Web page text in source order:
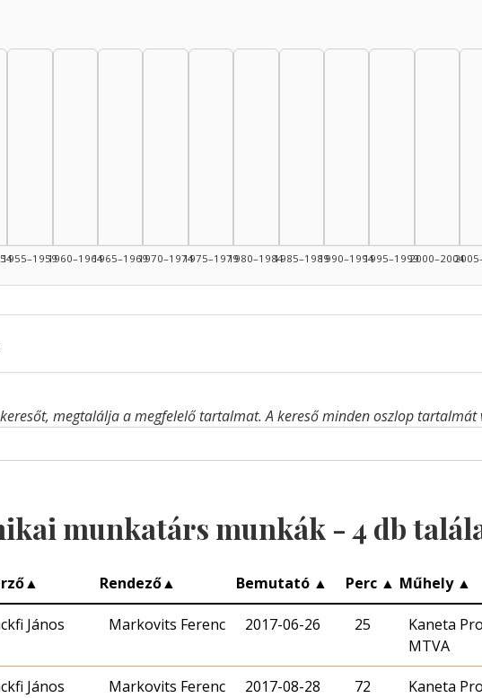
1955–19591960–19641965–19691970–19741975–19791980–19841985–19891990–19941995–19992000–2004
megtalálja a megfelelő tartalmat. A kereső minden oszlop tartalmát
munkatárs munkák - 4 db
▲ Rendező▲ Bemutató ▲ Perc ▲ Műhely ▲
János Markovits Ferenc 2017-06-26 25
Kaneta
MTVA
János Markovits Ferenc 2017-08-28 72
Kaneta